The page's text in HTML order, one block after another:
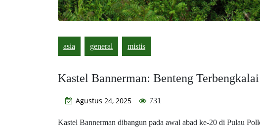
asia general mistis
Kastel Bannerman: Benteng
Agustus 24, 2025 731
Kastel Bannerman dibangun pada awal abad ke-20 di Pulau